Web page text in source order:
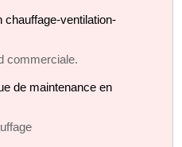
chauffage-ventilation-
commerciale.
de maintenance en